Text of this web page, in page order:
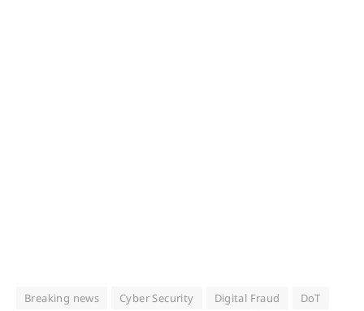
Breaking news Cyber Security Digital Fraud
DoT